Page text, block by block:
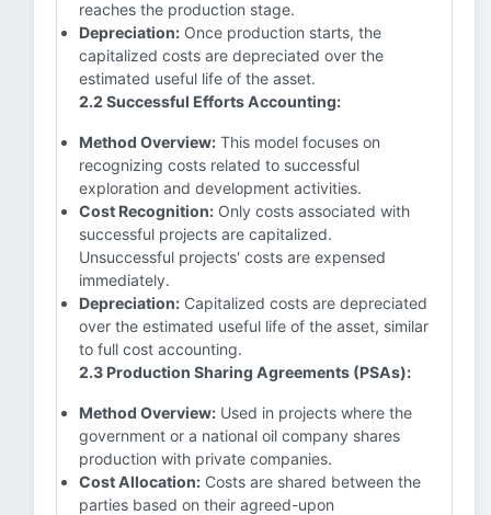
reaches the production stage.
Depreciation: Once production starts, the
capitalized costs are depreciated over the
estimated useful life of the asset.
2.2 Successful Efforts Accounting:
Method Overview: This model focuses on
recognizing costs related to successful
exploration and development activities.
Cost Recognition: Only costs associated with
successful projects are capitalized.
Unsuccessful projects' costs are expensed
immediately.
Depreciation: Capitalized costs are depreciated
over the estimated useful life of the asset, similar
to full cost accounting.
2.3 Production Sharing Agreements (PSAs):
Method Overview: Used in projects where the
government or a national oil company shares
production with private companies.
Cost Allocation: Costs are shared between the
parties based on their agreed-upon